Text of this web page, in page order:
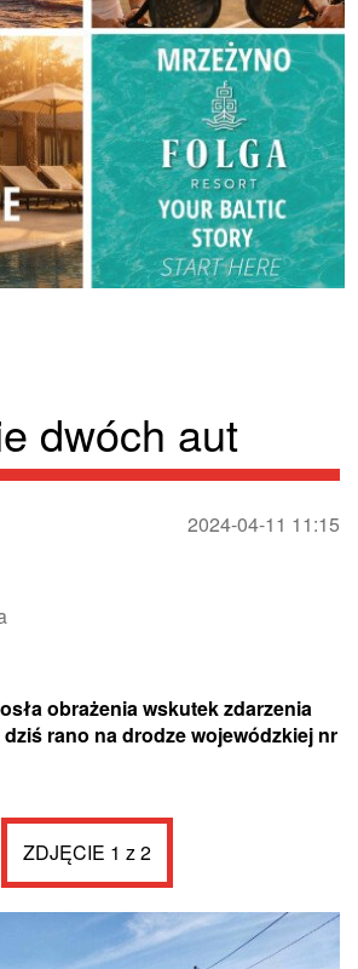
dwóch aut
2024-04-11 11:15
obrażenia wskutek zdarzenia
rano na drodze wojewódzkiej nr
ZDJĘCIE 1 z 2